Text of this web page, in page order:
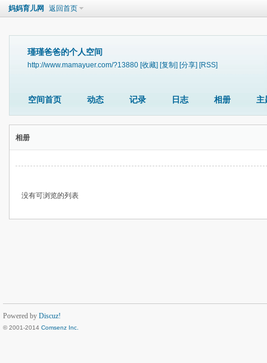
妈妈育儿网 返回首页
瑾瑾爸爸的个人空间
http://www.mamayuer.com/?13880 [收藏] [复制] [分享] [RSS]
空间首页 动态 记录 日志 相册 主
相册
没有可浏览的列表
Powered by Discuz!
© 2001-2014 Comsenz Inc.